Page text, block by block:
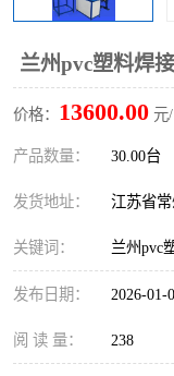
兰州pvc塑料焊
价格： 13600.00 元
产品数量： 30.00台
发货地址： 江苏省
关键词： 兰州pvc
发布日期： 2026-01-
阅 读 量： 238